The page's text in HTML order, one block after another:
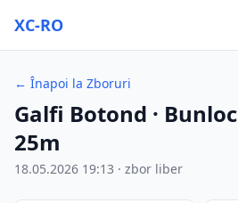
XC-RO
← Înapoi la Zboruri
Galfi Botond · Bunloc
25m
18.05.2026 19:13 · zbor liber